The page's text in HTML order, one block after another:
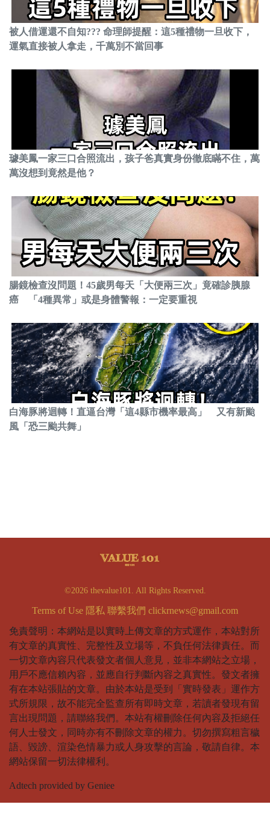
被人借運還不自知??? 命理師提醒：這5種禮物一旦收下，
運氣直接被人拿走，千萬別不當回事
璩美鳳一家三口合照流出，孩子爸真實身份徹底瞞不住，萬
萬沒想到竟然是他？
腸鏡檢查沒問題！45歲男每天「大便兩三次」竟確診胰腺
癌 「4種異常」或是身體警報：一定要重視
白海豚將迴轉！直逼台灣「這4縣市機率最高」 又有新颱
風「恐三颱共舞」
©2026 thevalue101. All Rights Reserved.
Terms of Use 隱私 聯繫我們 clickrnews@gmail.com
免責聲明：本網站是以實時上傳文章的方式運作，本站對所
有文章的真實性、完整性及立場等，不負任何法律責任。而
一切文章內容只代表發文者個人意見，並非本網站之立場，
用戶不應信賴內容，並應自行判斷內容之真實性。發文者擁
有在本站張貼的文章。由於本站是受到「實時發表」運作方
式所規限，故不能完全監查所有即時文章，若讀者發現有留
言出現問題，請聯絡我們。本站有權刪除任何內容及拒絕任
何人士發文，同時亦有不刪除文章的權力。切勿撰寫粗言穢
語、毀謗、渲染色情暴力或人身攻擊的言論，敬請自律。本
網站保留一切法律權利。
Adtech provided by Geniee